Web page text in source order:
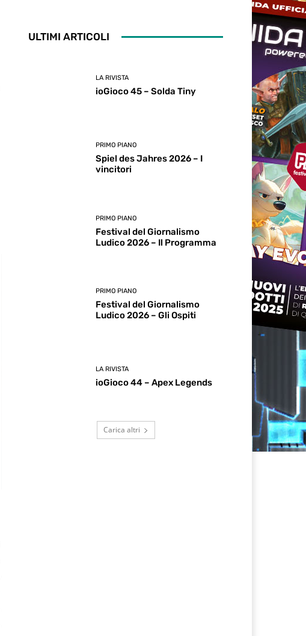
ULTIMI ARTICOLI
LA RIVISTA
ioGioco 45 – Solda Tiny
PRIMO PIANO
Spiel des Jahres 2026 – I
vincitori
PRIMO PIANO
Festival del Giornalismo
Ludico 2026 – Il Programma
PRIMO PIANO
Festival del Giornalismo
Ludico 2026 – Gli Ospiti
LA RIVISTA
ioGioco 44 – Apex Legends
Carica altri